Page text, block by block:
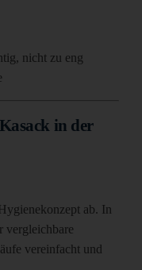
nicht zu eng
in der
ab. In
vergleichbare
vereinfacht und